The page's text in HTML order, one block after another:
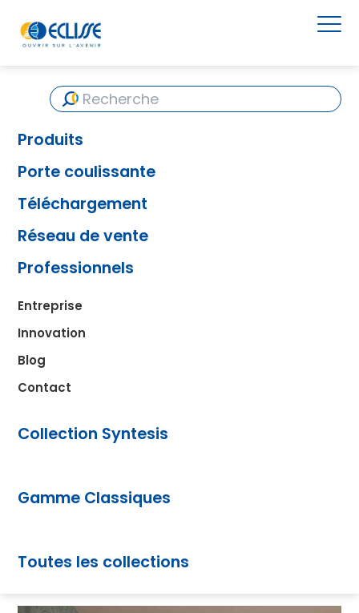
Produits
Porte coulissante
Téléchargement
Réseau de vente
Professionnels
Entreprise
Innovation
Blog
Contact
Collection Syntesis
Gamme Classiques
Toutes les collections